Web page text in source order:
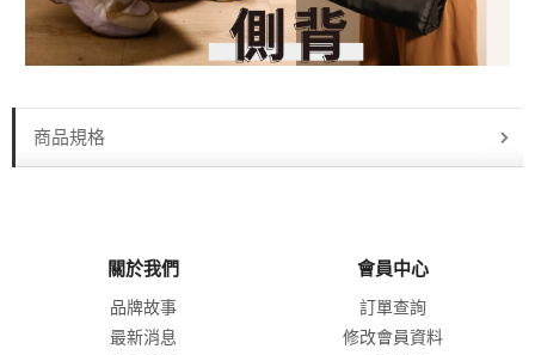
商品規格
關於我們
品牌故事
最新消息
會員中心
訂單查詢
修改會員資料